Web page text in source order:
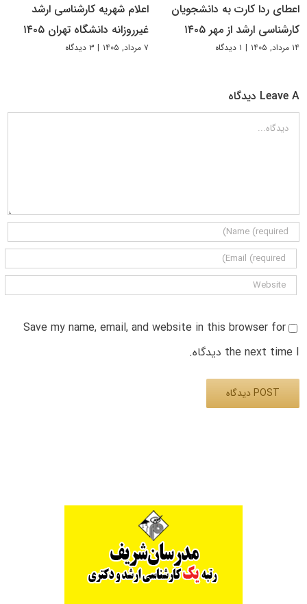
اعطای ردا کارت به دانشجویان
کارشناسی ارشد از مهر ۱۴۰۵
۱۴ مرداد, ۱۴۰۵ | ۱ دیدگاه
اعلام شهریه کارشناسی ارشد
غیرروزانه دانشگاه تهران ۱۴۰۵
۷ مرداد, ۱۴۰۵ | ۳ دیدگاه
Leave A دیدگاه
دیدگاه
Save my name, email, and website in this browser for
the next time I دیدگاه.